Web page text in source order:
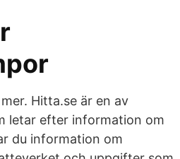
Hitta.se är en av
letar efter information om
du information om